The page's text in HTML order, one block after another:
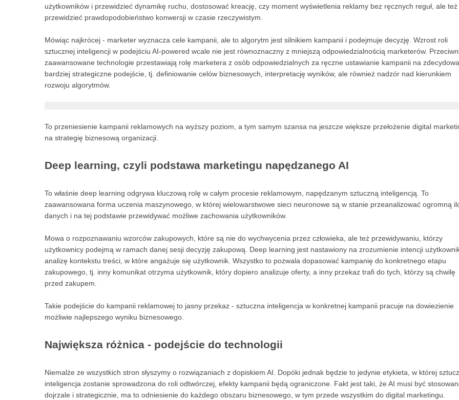
użytkowników i przewidzieć dynamikę ruchu, dostosować kreację, czy moment wyświetlenia reklamy bez ręcznych reguł, ale też
przewidzieć prawdopodobieństwo konwersji w czasie rzeczywistym.
Mówiąc najkrócej - marketer wyznacza cele kampanii, ale to algorytm jest silnikiem kampanii i podejmuje decyzję. Wzrost roli
sztucznej inteligencji w podejściu AI-powered wcale nie jest równoznaczny z mniejszą odpowiedzialnością marketerów.
zaawansowane technologie przestawiają rolę marketera z osób odpowiedzialnych za ręczne ustawianie kampanii na
bardziej strategiczne podejście, tj. definiowanie celów biznesowych, interpretację wyników, ale również nadzór nad kierunkiem
rozwoju algorytmów.
To przeniesienie kampanii reklamowych na wyższy poziom, a tym samym szansa na jeszcze większe przełożenie digital
na strategię biznesową organizacji.
Deep learning, czyli podstawa marketingu napędzanego AI
To właśnie deep learning odgrywa kluczową rolę w całym procesie reklamowym, napędzanym sztuczną inteligencją. To
zaawansowana forma uczenia maszynowego, w której wielowarstwowe sieci neuronowe są w stanie przeanalizować ogromną
danych i na tej podstawie przewidywać możliwe zachowania użytkowników.
Mowa o rozpoznawaniu wzorców zakupowych, które są nie do wychwycenia przez człowieka, ale też przewidywaniu, którzy
użytkownicy podejmą w ramach danej sesji decyzję zakupową. Deep learning jest nastawiony na zrozumienie intencji
analizę kontekstu treści, w które angażuje się użytkownik. Wszystko to pozwala dopasować kampanię do konkretnego etapu
zakupowego, tj. inny komunikat otrzyma użytkownik, który dopiero analizuje oferty, a inny przekaz trafi do tych, którzy są chwilę
przed zakupem.
Takie podejście do kampanii reklamowej to jasny przekaz - sztuczna inteligencja w konkretnej kampanii pracuje na dowiezienie
możliwie najlepszego wyniku biznesowego.
Największa różnica - podejście do technologii
Niemalże ze wszystkich stron słyszymy o rozwiązaniach z dopiskiem AI. Dopóki jednak będzie to jedynie etykieta, w której
inteligencja zostanie sprowadzona do roli odtwórczej, efekty kampanii będą ograniczone. Fakt jest taki, że AI musi być
dojrzale i strategicznie, ma to odniesienie do każdego obszaru biznesowego, w tym przede wszystkim do digital marketingu.